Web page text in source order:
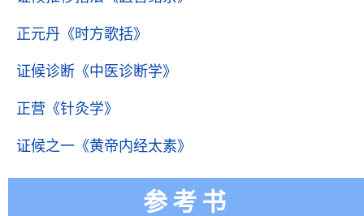
正元丹 《时方歌括》
证候诊断 《中医诊断学》
正营 《针灸学》
证候之一 《黄帝内经太素》
参考书